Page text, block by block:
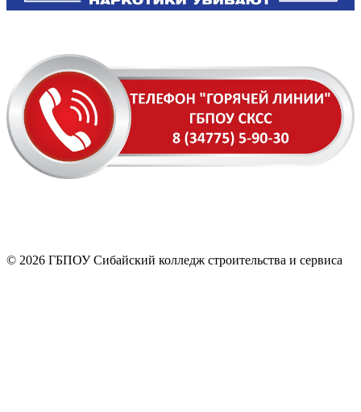
© 2026 ГБПОУ Сибайский колледж строительства и сервиса